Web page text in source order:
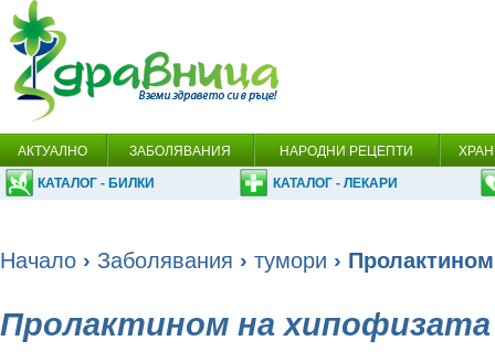
АКТУАЛНО ЗАБОЛЯВАНИЯ НАРОДНИ РЕЦЕПТИ
КАТАЛОГ - БИЛКИ КАТАЛОГ - ЛЕКАРИ
Начало › Заболявания › тумори ›
Пролактином на хипофизата